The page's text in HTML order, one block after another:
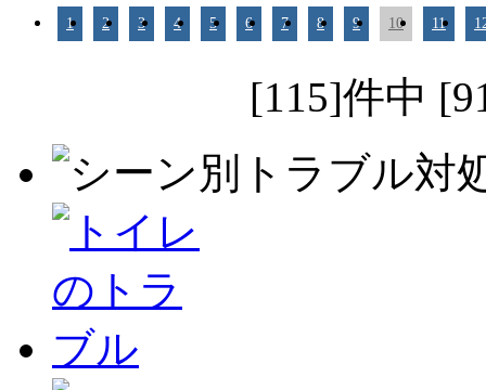
1 2 3 4 5 6 7 8 9 10 11
[115]件中